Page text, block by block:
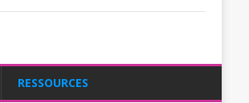
RESSOURCES